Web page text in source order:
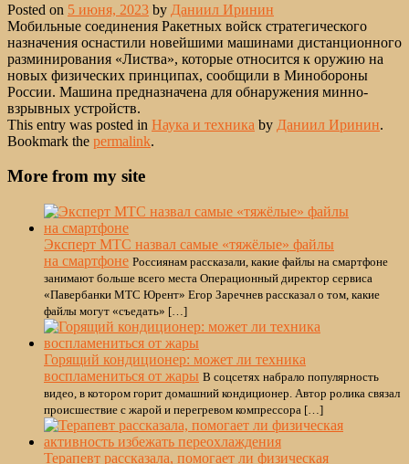
Posted on 5 июня, 2023 by Даниил Иринин
Мобильные соединения Ракетных войск стратегического
назначения оснастили новейшими машинами дистанционного
разминирования «Листва», которые относится к оружию на
новых физических принципах, сообщили в Минобороны
России. Машина предназначена для обнаружения минно-
взрывных устройств.
This entry was posted in Наука и техника by Даниил Иринин.
Bookmark the permalink.
More from my site
Эксперт МТС назвал самые «тяжёлые» файлы
на смартфоне Россиянам рассказали, какие файлы на смартфоне
занимают больше всего места Операционный директор сервиса
«Павербанки МТС Юрент» Егор Заречнев рассказал о том, какие
файлы могут «съедать» […]
Горящий кондиционер: может ли техника
воспламениться от жары В соцсетях набрало популярность
видео, в котором горит домашний кондиционер. Автор ролика связал
происшествие с жарой и перегревом компрессора […]
Терапевт рассказала, помогает ли физическая